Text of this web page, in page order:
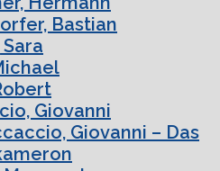
Bastian
Giovanni
Giovanni – Das